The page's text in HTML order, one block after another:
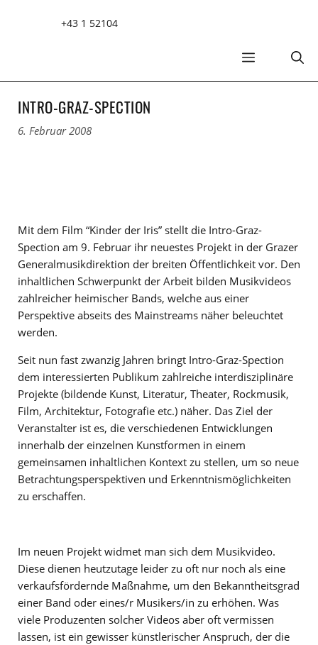
+43 1 52104
MENÜ
INTRO-GRAZ-SPECTION
6. Februar 2008
Mit dem Film “Kinder der Iris” stellt die Intro-Graz-
Spection am 9. Februar ihr neuestes Projekt in der Grazer
Generalmusikdirektion der breiten Öffentlichkeit vor. Den
inhaltlichen Schwerpunkt der Arbeit bilden Musikvideos
zahlreicher heimischer Bands, welche aus einer
Perspektive abseits des Mainstreams näher beleuchtet
werden.
Seit nun fast zwanzig Jahren bringt Intro-Graz-Spection
dem interessierten Publikum zahlreiche interdisziplinäre
Projekte (bildende Kunst, Literatur, Theater, Rockmusik,
Film, Architektur, Fotografie etc.) näher. Das Ziel der
Veranstalter ist es, die verschiedenen Entwicklungen
innerhalb der einzelnen Kunstformen in einem
gemeinsamen inhaltlichen Kontext zu stellen, um so neue
Betrachtungsperspektiven und Erkenntnismöglichkeiten
zu erschaffen.
Im neuen Projekt widmet man sich dem Musikvideo.
Diese dienen heutzutage leider zu oft nur noch als eine
verkaufsfördernde Maßnahme, um den Bekanntheitsgrad
einer Band oder eines/r Musikers/in zu erhöhen. Was
viele Produzenten solcher Videos aber oft vermissen
lassen, ist ein gewisser künstlerischer Anspruch, der die